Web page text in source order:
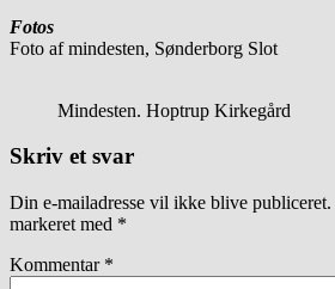
Fotos
Foto af mindesten, Sønderborg Slot
Mindesten. Hoptrup Kirkegård
Skriv et svar
Din e-mailadresse vil ikke blive publiceret.
markeret med *
Kommentar *